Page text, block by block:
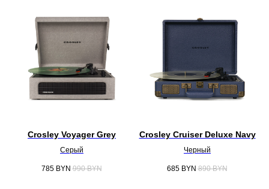
Crosley Voyager Grey
Серый
785 BYN 990 BYN
Crosley Cruiser Deluxe Navy
Черный
685 BYN 890 BYN